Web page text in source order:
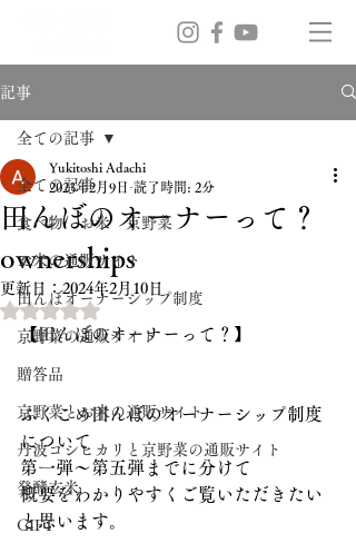
記事
全ての記事
食べ物 お米 京野菜
お米の通販サイト
田んぼオーナーシップ制度
京野菜の通販サイト
贈答品
京野菜とお米の通販サイト
丹波コシヒカリと京野菜の通販サイト
発酵玄米
GIFT
全ての記事
田んぼのオーナーって？
ownerships
Yukitoshi Adachi
2023年2月9日 読了時間: 2分
更新日：2024年2月10日
5つ星のうちNaNと評価されています。
【田んぼのオーナーって？】
ふくこめ田んぼのオーナーシップ制度
について
第一弾～第五弾までに分けて
概要をわかりやすくご覧いただきたい
と思います。